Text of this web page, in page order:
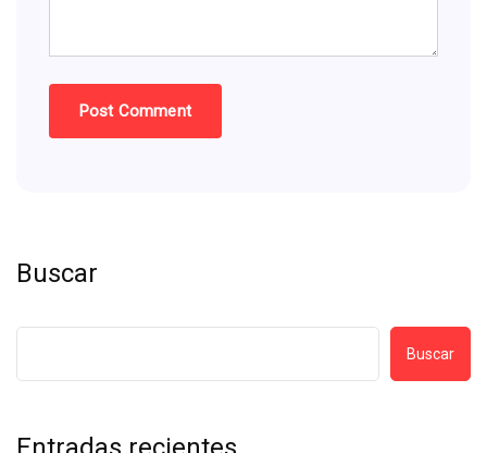
Buscar
Buscar